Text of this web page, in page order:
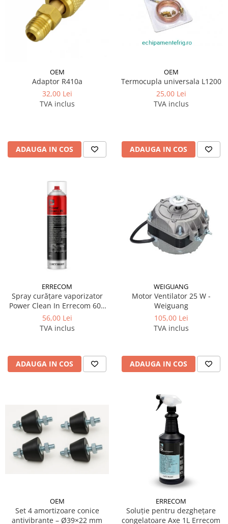
OEM
Adaptor R410a
32,00 Lei
TVA inclus
ADAUGA IN COS
OEM
Termocupla universala L1200
25,00 Lei
TVA inclus
ADAUGA IN COS
ERRECOM
Spray curățare vaporizator
Power Clean In Errecom 600
ml
56,00 Lei
TVA inclus
ADAUGA IN COS
WEIGUANG
Motor Ventilator 25 W -
Weiguang
105,00 Lei
TVA inclus
ADAUGA IN COS
OEM
Set 4 amortizoare conice
antivibrante – Ø39×22 mm
ERRECOM
Soluție pentru dezghețare
congelatoare Axe 1L Errecom